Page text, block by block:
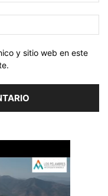
y sitio web en este